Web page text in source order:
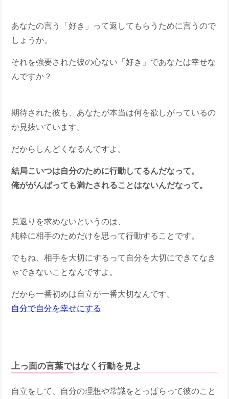
あなたの言う「好き」って返してもらうために言うので
しょうか。
それを強要された彼の心ない「好き」であなたは幸せな
んですか？
期待された彼も、あなたが本当は何を欲しがっているの
か見抜いています。
だからしんどくなるんですよ。
結局こいつは自分のために行動してるんだなって。
俺ががんばっても満たされることはないんだなって。
見返りを求めないというのは、
純粋に相手のためだけを思って行動することです。
でもね、相手を大切にするって自分を大切にできてなき
ゃできないことなんですよ。
だから一番初めは自立が一番大切なんです。
自分で自分を幸せにする
上っ面の言葉ではなく行動を見よ
自立をして、自分の理想や常識をとっぱらって彼のこと